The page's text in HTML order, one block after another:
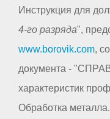
Инструкция для
4-го разряда",
www.borovik.com,
документа -
характеристик
Обработка